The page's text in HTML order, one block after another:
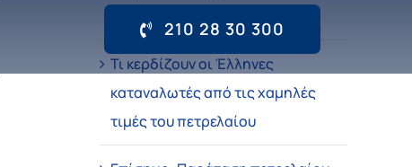
210 28 30 300
Τι κερδίζουν οι Έλληνες
καταναλωτές από τις χαμηλές
τιμές του πετρελαίου